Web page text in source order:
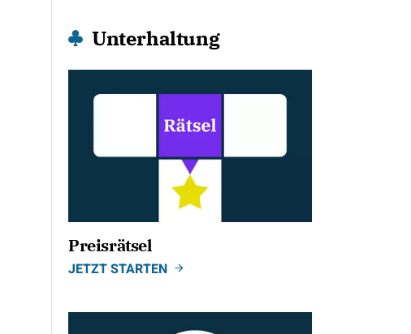
Unterhaltung
Preisrätsel
JETZT STARTEN